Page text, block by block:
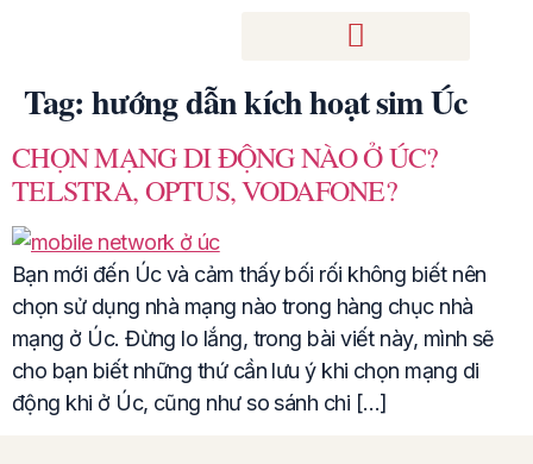
Tag:hướng dẫn kích hoạt sim Úc
CHỌN MẠNG DI ĐỘNG NÀO Ở ÚC?
TELSTRA, OPTUS, VODAFONE?
Bạn mới đến Úc và cảm thấy bối rối không biết nên
chọn sử dụng nhà mạng nào trong hàng chục nhà
mạng ở Úc. Đừng lo lắng, trong bài viết này, mình sẽ
cho bạn biết những thứ cần lưu ý khi chọn mạng di
động khi ở Úc, cũng như so sánh chi […]